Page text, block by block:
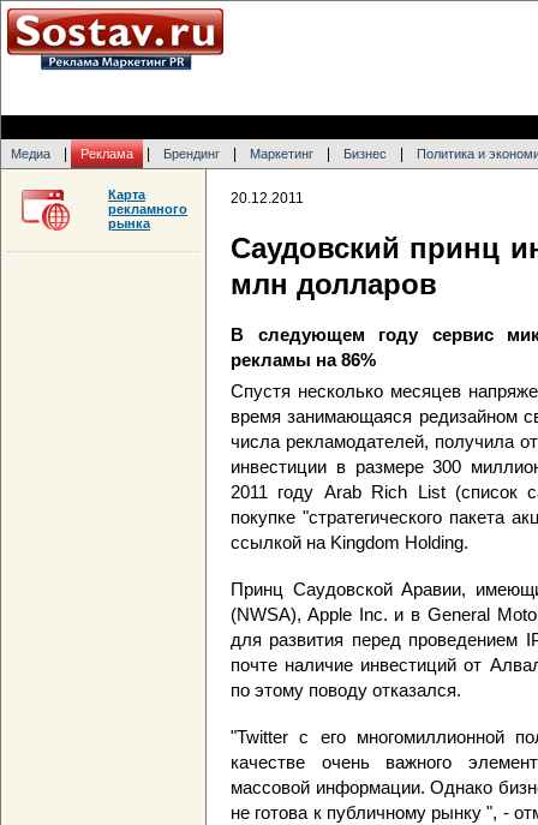
Медиа Реклама Брендинг Маркетинг Бизнес Политика и
20.12.2011
Саудовский принц
млн долларов
В следующем году сервис
рекламы на 86%
Спустя несколько месяцев
время занимающаяся редизайном
числа рекламодателей, получила
инвестиции в размере 300
2011 году Arab Rich List (список
покупке "стратегического пакета
ссылкой на Kingdom Holding.
Принц Саудовской Аравии,
(NWSA), Apple Inc. и в General
для развития перед проведением
почте наличие инвестиций от
по этому поводу отказался.
"Twitter с его многомиллионной
качестве очень важного
массовой информации. Однако
не готова к публичному рынку ", -
Карта
рекламного
рынка